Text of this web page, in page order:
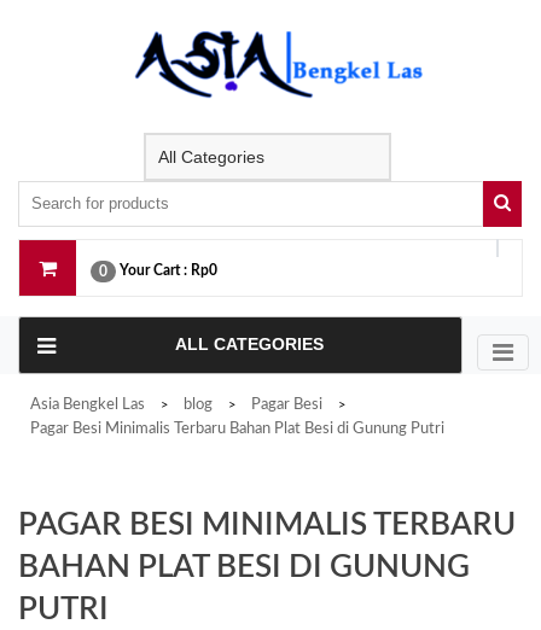
0 Your Cart : Rp0
ALL CATEGORIES
Asia Bengkel Las > blog > Pagar Besi >
Pagar Besi Minimalis Terbaru Bahan Plat Besi di Gunung Putri
PAGAR BESI MINIMALIS TERBARU
BAHAN PLAT BESI DI GUNUNG
PUTRI